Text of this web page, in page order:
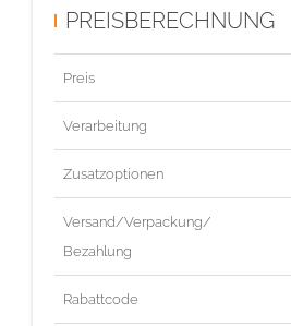
PREISBERECHNUNG
Preis
Verarbeitung
Zusatzoptionen
Versand/Verpackung/
Bezahlung
Rabattcode